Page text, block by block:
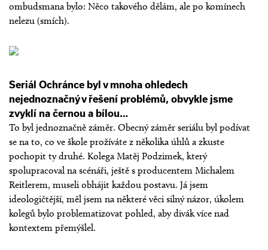
ombudsmana bylo: Něco takového dělám, ale po komínech
nelezu (smích).
Seriál Ochránce byl v mnoha ohledech
nejednoznačný v řešení problémů, obvykle jsme
zvyklí na černou a bílou…
To byl jednoznačně záměr. Obecný záměr seriálu byl podívat
se na to, co ve škole prožíváte z několika úhlů a zkuste
pochopit ty druhé. Kolega Matěj Podzimek, který
spolupracoval na scénáři, ještě s producentem Michalem
Reitlerem, museli obhájit každou postavu. Já jsem
ideologičtější, měl jsem na některé věci silný názor, úkolem
kolegů bylo problematizovat pohled, aby divák více nad
kontextem přemýšlel.